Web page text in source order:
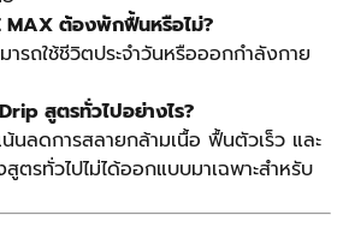
MAX ต้องพักฟื้นหรือไม่?
รถใช้ชีวิตประจำวันหรือออกกำลังกาย
สูตรทั่วไปอย่างไร?
น้นลดการสลายกล้ามเนื้อ ฟื้นตัวเร็ว และ
ตรทั่วไปไม่ได้ออกแบบมาเฉพาะสำหรับ